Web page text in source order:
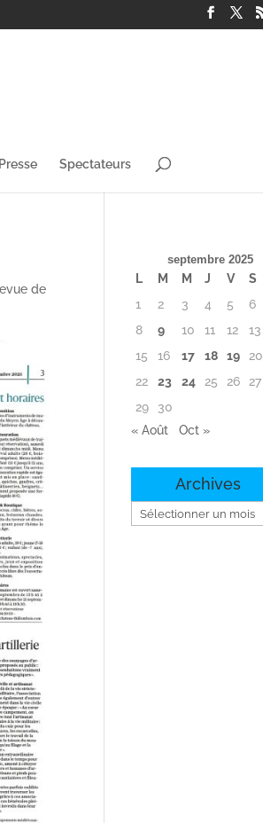
Spectateurs
de
septembre 2025
L M M J V S
1
2 3 4 5 6
8
9 10 11 12 13
15
16 17 18 19 20
22
23 24 25 26 27
29
30
« Août
Oct »
Archives
Archives